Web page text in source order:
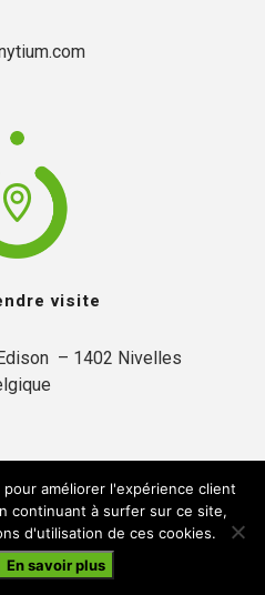
visite
– 1402 Nivelles
notre politique de confidentialité
améliorer l'expérience client
continuant à surfer sur ce site,
d'utilisation de ces cookies.
En savoir plus